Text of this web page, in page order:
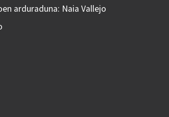
arduraduna: Naia Vallejo